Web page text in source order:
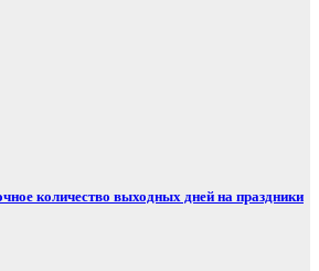
количество выходных дней на праздники